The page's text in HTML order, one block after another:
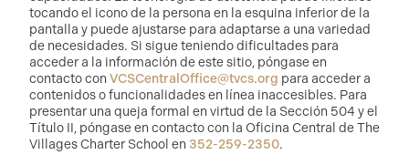
tocando el icono de la persona en la esquina inferior de la
pantalla y puede ajustarse para adaptarse a una variedad
de necesidades. Si sigue teniendo dificultades para
acceder a la información de este sitio, póngase en
contacto con VCSCentralOffice@tvcs.org para acceder a
contenidos o funcionalidades en línea inaccesibles. Para
presentar una queja formal en virtud de la Sección 504 y el
Título II, póngase en contacto con la Oficina Central de The
Villages Charter School en 352-259-2350.